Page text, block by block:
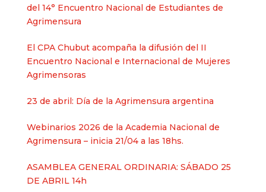
del 14° Encuentro Nacional de Estudiantes de
Agrimensura
El CPA Chubut acompaña la difusión del II
Encuentro Nacional e Internacional de Mujeres
Agrimensoras
23 de abril: Día de la Agrimensura argentina
Webinarios 2026 de la Academia Nacional de
Agrimensura – inicia 21/04 a las 18hs.
ASAMBLEA GENERAL ORDINARIA: SÁBADO 25
DE ABRIL 14h